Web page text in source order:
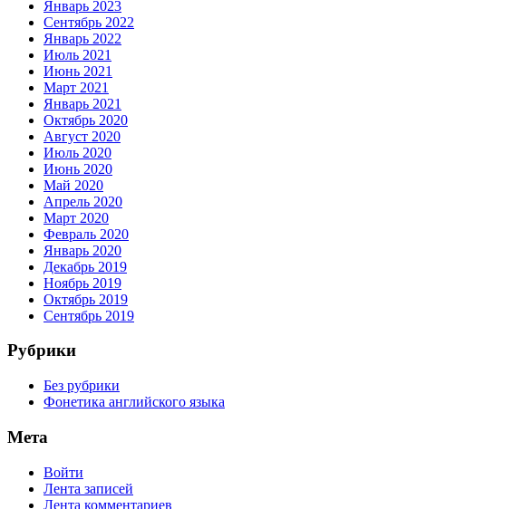
Январь 2023
Сентябрь 2022
Январь 2022
Июль 2021
Июнь 2021
Март 2021
Январь 2021
Октябрь 2020
Август 2020
Июль 2020
Июнь 2020
Май 2020
Апрель 2020
Март 2020
Февраль 2020
Январь 2020
Декабрь 2019
Ноябрь 2019
Октябрь 2019
Сентябрь 2019
Рубрики
Без рубрики
Фонетика английского языка
Мета
Войти
Лента записей
Лента комментариев